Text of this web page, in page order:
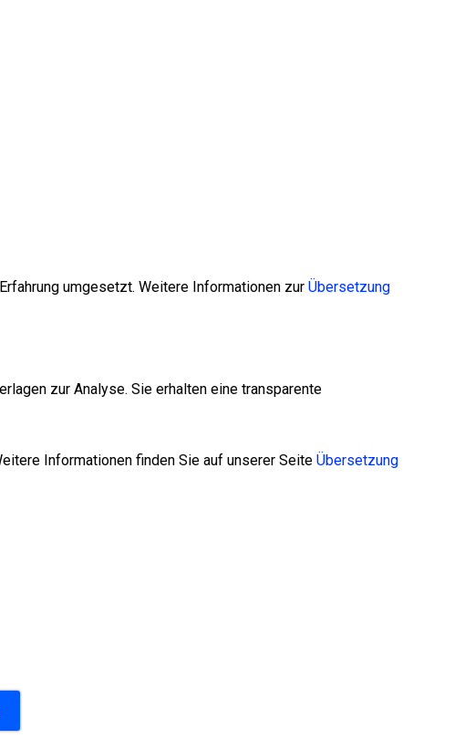
umgesetzt. Weitere Informationen zur Übersetzung
zur Analyse. Sie erhalten eine transparente
Informationen finden Sie auf unserer Seite Übersetzung